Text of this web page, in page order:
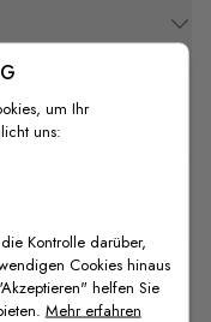
um Ihr
uns:
Kontrolle darüber,
Cookies hinaus
helfen Sie
Mehr erfahren